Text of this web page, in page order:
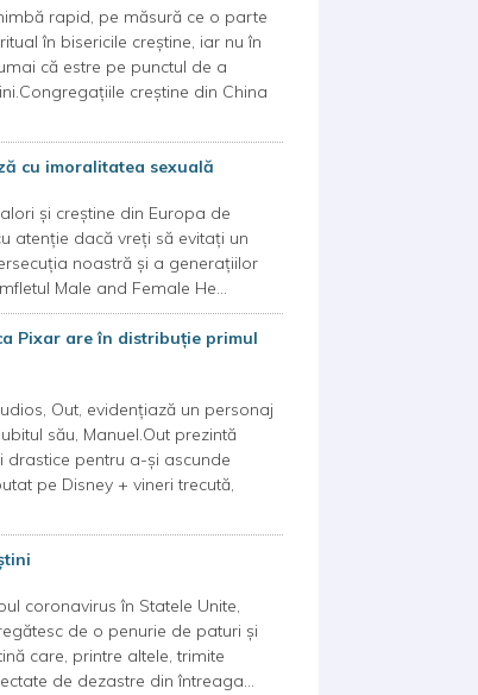
rapid, pe măsură ce o parte
în bisericile creştine, iar nu în
că estre pe punctul de a
creştine din China
cu imoralitatea sexuală
și creștine din Europa de
atenție dacă vreți să evitați un
noastră și a generațiilor
Male and Female He...
Pixar are în distribuție primul
Out, evidențiază un personaj
său, Manuel.Out prezintă
drastice pentru a-și ascunde
pe Disney + vineri trecută,
coronavirus în Statele Unite,
de o penurie de paturi și
care, printre altele, trimite
de dezastre din întreaga...